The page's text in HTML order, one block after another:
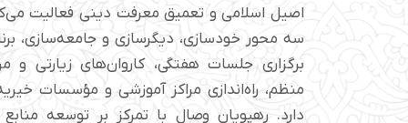
اصیل اسلامی و تعمیق معرفت دینی فعالیت
سه محور خودسازی، دیگرسازی و جامعه‌سازی،
برگزاری جلسات هفتگی، کاروان‌های زیارتی و
منظم، راه‌اندازی مراکز آموزشی و مؤسسات
دارد. رهپویان وصال با تمرکز بر توسعه منابع